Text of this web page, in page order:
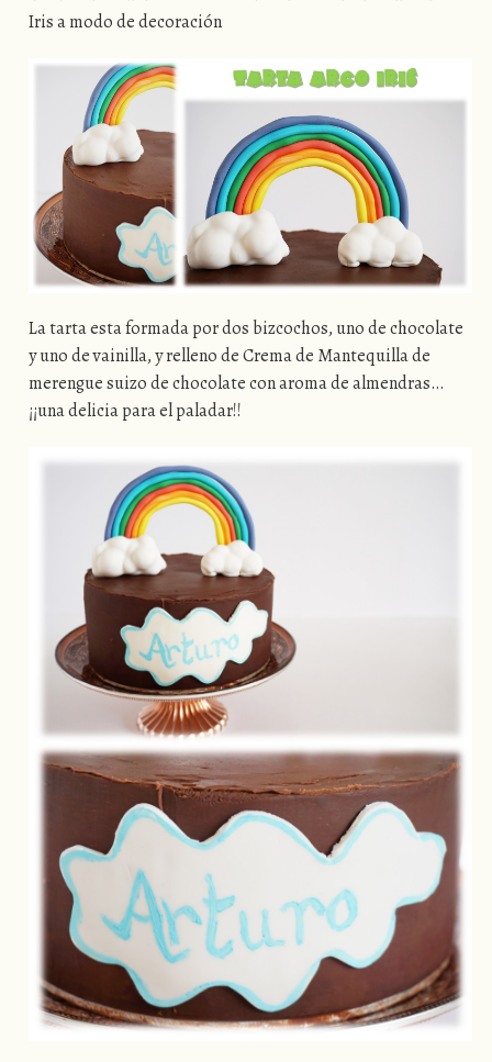
Iris a modo de decoración
La tarta esta formada por dos bizcochos, uno de chocolate
y uno de vainilla, y relleno de Crema de Mantequilla de
merengue suizo de chocolate con aroma de almendras…
¡¡una delicia para el paladar!!